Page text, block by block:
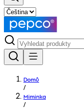
Domů
/
Miminka
/